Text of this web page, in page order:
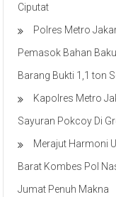
Ciputat
Polres Metro
Pemasok Bahan
Barang Bukti 1,1 ton
Kapolres Metro
Sayuran Pokcoy Di
Merajut Harmoni
Barat Kombes Pol
Jumat Penuh Makna